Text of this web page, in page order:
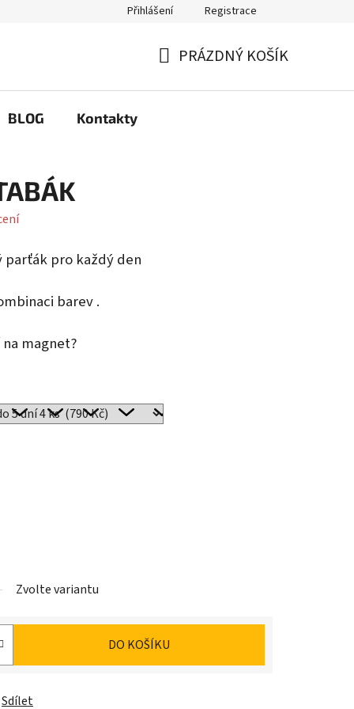
Možnosti výměny a reklamace
Přihlášení Registrace
PRÁZDNÝ KOŠÍK
BLOG Kontakty
pro každý den
barev .
magnet?
Zvolte variantu
DO KOŠÍKU
Sdílet